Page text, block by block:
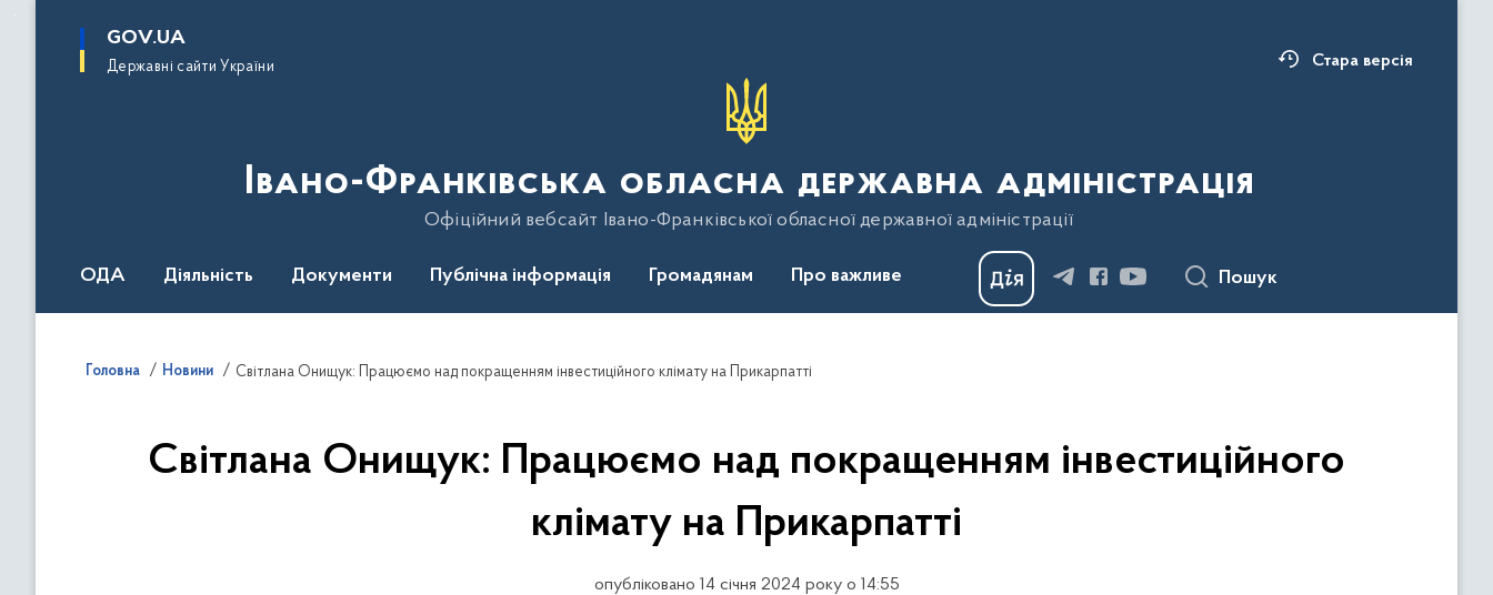
основного
GOV.UA
Державні сайти України Стара версія
Івано-Франківська обласна державна адміністрація
Офіційний вебсайт Івано-Франківської обласної державної адміністрації
ОДА Діяльність Документи Публічна інформація Громадянам Про важливе Пошук
Головна Новини Світлана Онищук: Працюємо над покращенням інвестиційного клімату на Прикарпатті
Світлана Онищук: Працюємо над покращенням інвестиційного
клімату на Прикарпатті
опубліковано 14 січня 2024 року о 14:55